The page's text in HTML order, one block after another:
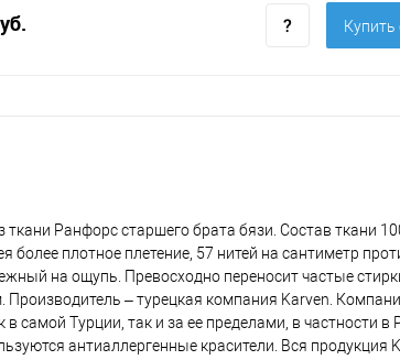
Купить
ткани Ранфорс старшего брата бязи. Состав ткани
более плотное плетение, 57 нитей на сантиметр
на ощупь. Превосходно переносит частые
– турецкая компания Karven.
самой Турции, так и за ее пределами, в частности
антиаллергенные красители. Вся